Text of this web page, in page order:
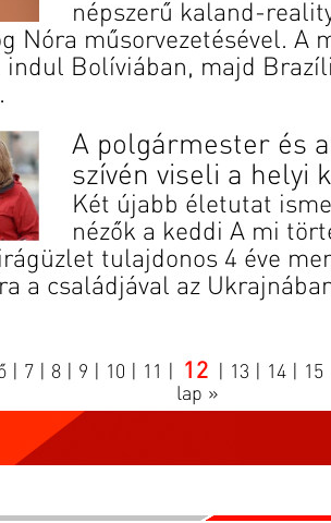
népszerű kaland-
Nóra műsorvezetésével. A
indul Bolíviában, majd
A polgármester és
szívén viseli a helyi
Két újabb életutat
nézők a keddi A mi
tulajdonos 4 éve
a családjával az
7 8 9 10 11 12 13 14 15
lap »